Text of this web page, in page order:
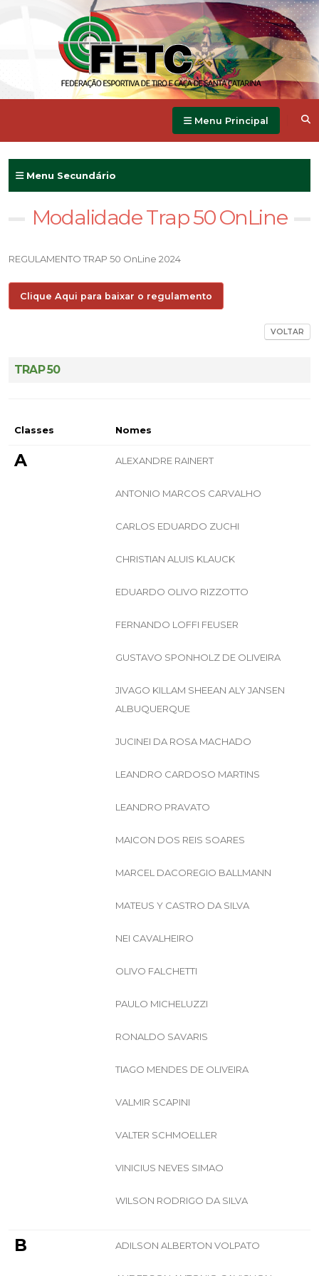
Menu Principal
Menu Secundário
Modalidade Trap 50 OnLine
REGULAMENTO TRAP 50 OnLine 2024
Clique Aqui para baixar o regulamento
VOLTAR
TRAP 50
Classes Nomes
A ALEXANDRE RAINERT
ANTONIO MARCOS CARVALHO
CARLOS EDUARDO ZUCHI
CHRISTIAN ALUIS KLAUCK
EDUARDO OLIVO RIZZOTTO
FERNANDO LOFFI FEUSER
GUSTAVO SPONHOLZ DE OLIVEIRA
JIVAGO KILLAM SHEEAN ALY JANSEN
ALBUQUERQUE
JUCINEI DA ROSA MACHADO
LEANDRO CARDOSO MARTINS
LEANDRO PRAVATO
MAICON DOS REIS SOARES
MARCEL DACOREGIO BALLMANN
MATEUS Y CASTRO DA SILVA
NEI CAVALHEIRO
OLIVO FALCHETTI
PAULO MICHELUZZI
RONALDO SAVARIS
TIAGO MENDES DE OLIVEIRA
VALMIR SCAPINI
VALTER SCHMOELLER
VINICIUS NEVES SIMAO
WILSON RODRIGO DA SILVA
B ADILSON ALBERTON VOLPATO